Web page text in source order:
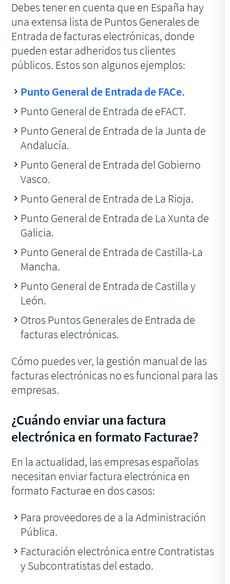
Debes tener en cuenta que en España hay
una extensa lista de Puntos Generales de
Entrada de facturas electrónicas, donde
pueden estar adheridos tus clientes
públicos. Estos son algunos ejemplos:
Punto General de Entrada de FACe.
Punto General de Entrada de eFACT.
Punto General de Entrada de la Junta de
Andalucía.
Punto General de Entrada del Gobierno
Vasco.
Punto General de Entrada de La Rioja.
Punto General de Entrada de La Xunta de
Galicia.
Punto General de Entrada de Castilla-La
Mancha.
Punto General de Entrada de Castilla y
León.
Otros Puntos Generales de Entrada de
facturas electrónicas.
Cómo puedes ver, la gestión manual de las
facturas electrónicas no es funcional para las
empresas.
¿Cuándo enviar una factura
electrónica en formato Facturae?
En la actualidad, las empresas españolas
necesitan enviar factura electrónica en
formato Facturae en dos casos:
Para proveedores de a la Administración
Pública.
Facturación electrónica entre Contratistas
y Subcontratistas del estado.